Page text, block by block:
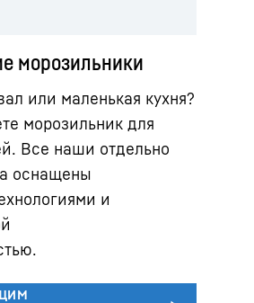
морозильники
или маленькая кухня?
морозильник для
Все наши отдельно
оснащены
и